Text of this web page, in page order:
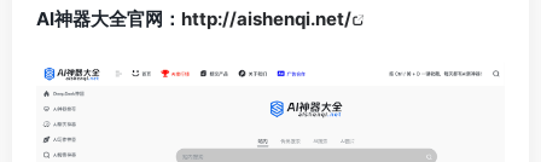
AI神器大全官网： http://aishenqi.net/